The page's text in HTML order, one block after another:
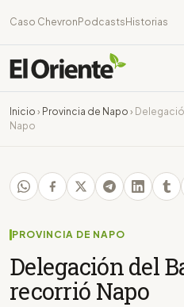
Caso Chevron Podcasts Historias
Inicio › Provincia de Napo ›
Napo
PROVINCIA DE NAPO
Delegación del
recorrió Napo